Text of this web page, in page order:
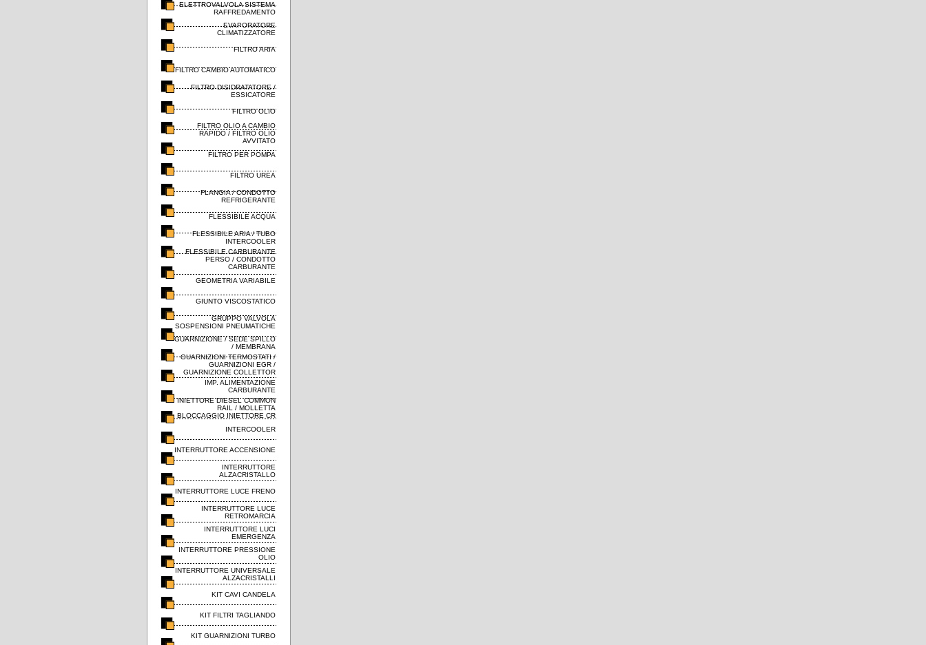
ELETTROVALVOLA SISTEMA
RAFFREDAMENTO
EVAPORATORE
CLIMATIZZATORE
FILTRO ARIA
FILTRO CAMBIO AUTOMATICO
FILTRO DISIDRATATORE /
ESSICATORE
FILTRO OLIO
FILTRO OLIO A CAMBIO
RAPIDO / FILTRO OLIO
AVVITATO
FILTRO PER POMPA
FILTRO UREA
FLANGIA / CONDOTTO
REFRIGERANTE
FLESSIBILE ACQUA
FLESSIBILE ARIA / TUBO
INTERCOOLER
FLESSIBILE CARBURANTE
PERSO / CONDOTTO
CARBURANTE
GEOMETRIA VARIABILE
GIUNTO VISCOSTATICO
GRUPPO VALVOLA
SOSPENSIONI PNEUMATICHE
GUARNIZIONE / SEDE SPILLO
/ MEMBRANA
GUARNIZIONI TERMOSTATI /
GUARNIZIONI EGR /
GUARNIZIONE COLLETTOR
IMP. ALIMENTAZIONE
CARBURANTE
INIETTORE DIESEL COMMON
RAIL / MOLLETTA
BLOCCAGGIO INIETTORE CR
INTERCOOLER
INTERRUTTORE ACCENSIONE
INTERRUTTORE
ALZACRISTALLO
INTERRUTTORE LUCE FRENO
INTERRUTTORE LUCE
RETROMARCIA
INTERRUTTORE LUCI
EMERGENZA
INTERRUTTORE PRESSIONE
OLIO
INTERRUTTORE UNIVERSALE
ALZACRISTALLI
KIT CAVI CANDELA
KIT FILTRI TAGLIANDO
KIT GUARNIZIONI TURBO